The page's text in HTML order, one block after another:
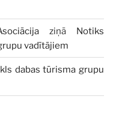
ziņā Notiks
vadītājiem
dabas tūrisma grupu